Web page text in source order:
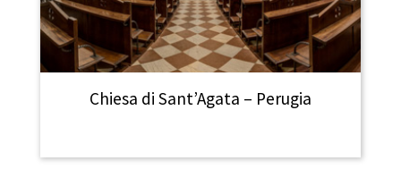
Chiesa di Sant’Agata – Perugia